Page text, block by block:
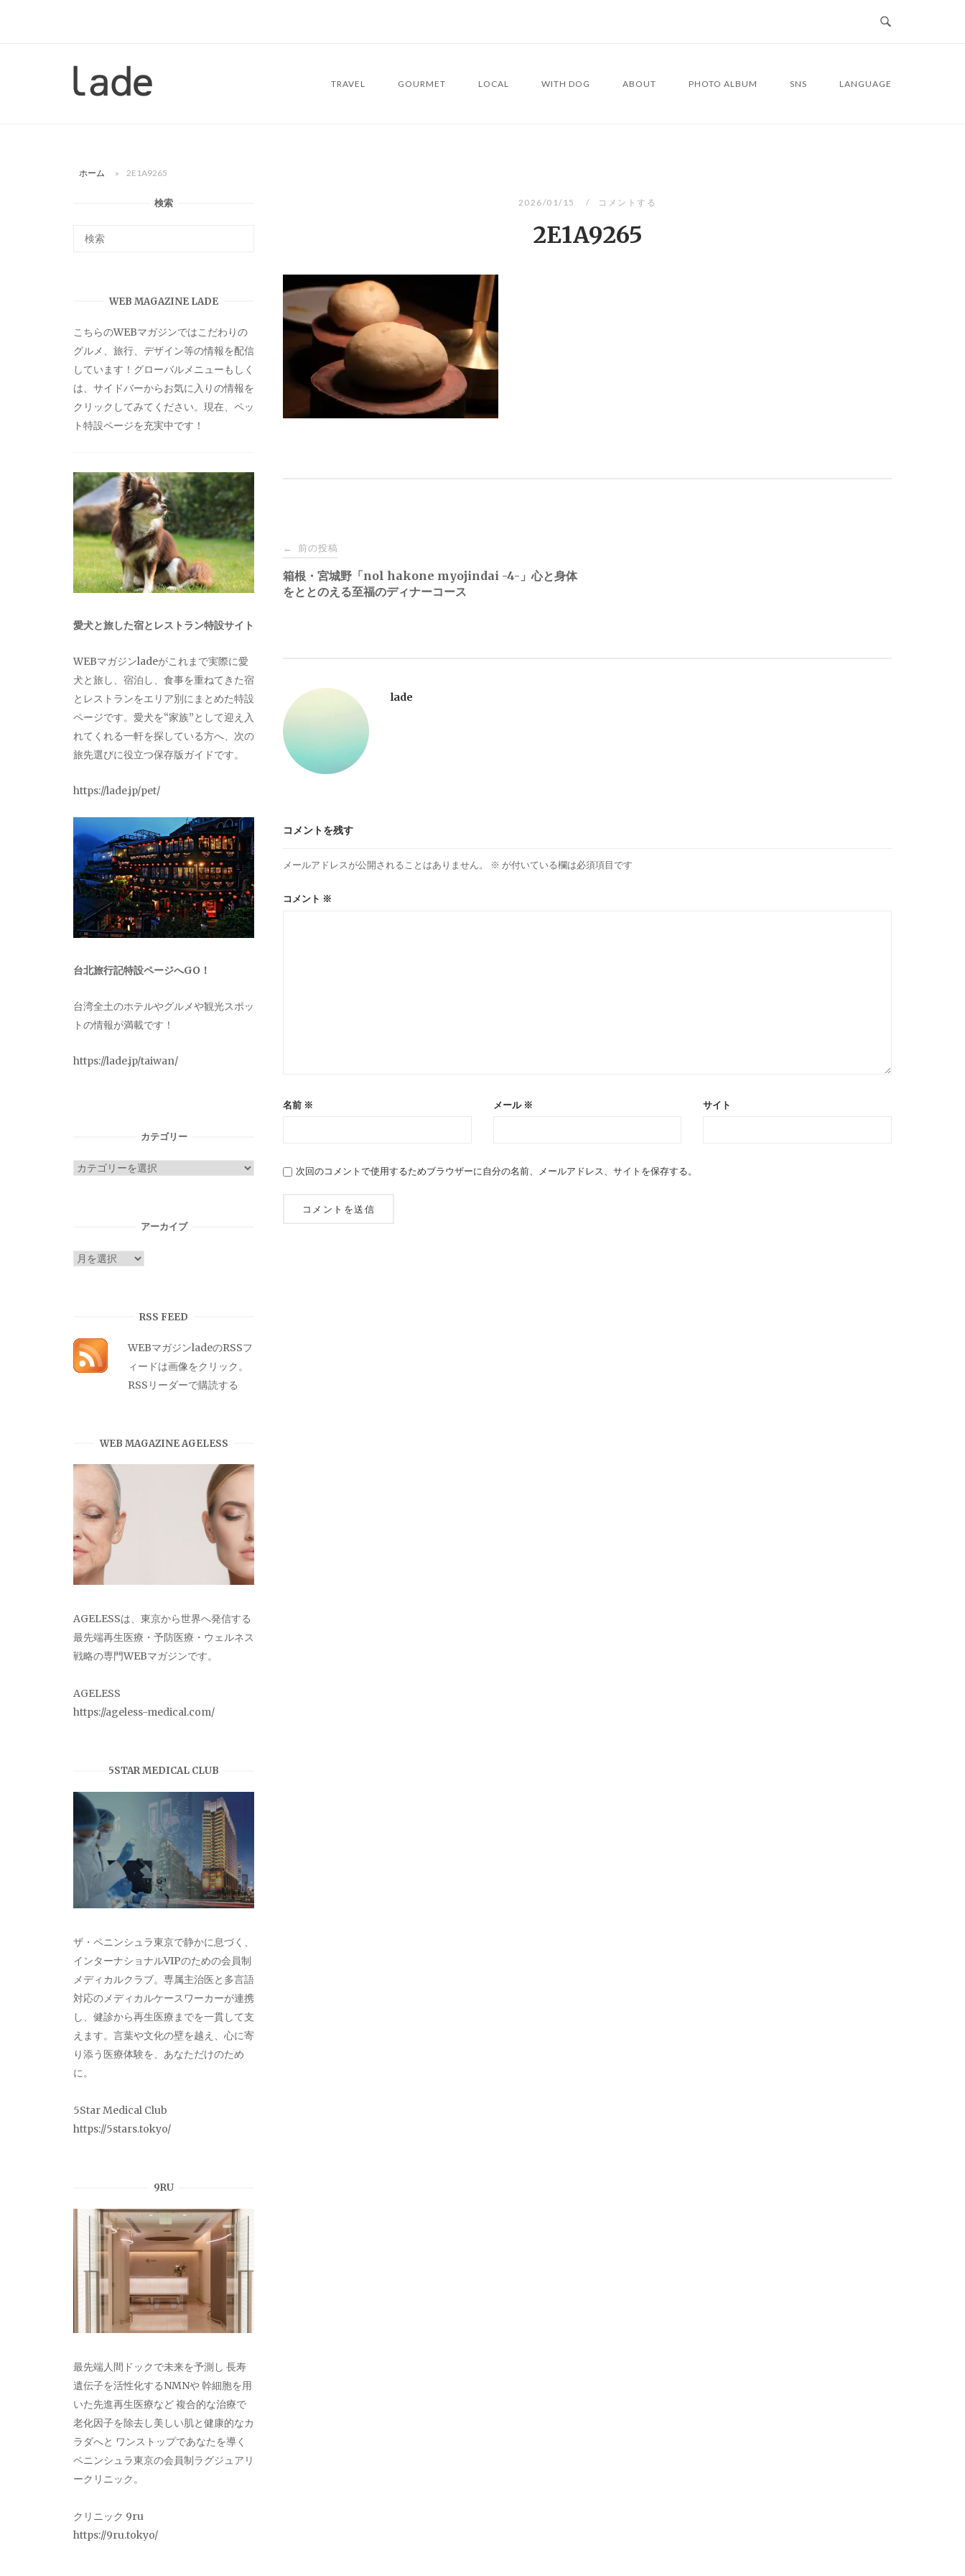
ー
TRAVEL GOURMET LOCAL WITH DOG ABOUT PHOTO ALBUM SNS LANGUAGE
ホーム » 2E1A9265
2026/01/15 コメントする
2E1A9265
投
稿
ゲ
ー
シ
ン
← 前の投稿
箱根・宮城野「nol hakone myojindai -4-」心と身体
をととのえる至福のディナーコース
lade
コメントを残す
メールアドレスが公開されることはありません。 ※ が付いている欄は必須項目です
コメント ※
名前 ※ メール ※ サイト
次回のコメントで使用するためブラウザーに自分の名前、メールアドレス、サイトを保存する。
検索
WEB MAGAZINE LADE
こちらのWEBマガジンではこだわりの
グルメ、旅行、デザイン等の情報を配信
しています！グローバルメニューもしく
は、サイドバーからお気に入りの情報を
クリックしてみてください。現在、ペッ
ト特設ページを充実中です！
愛犬と旅した宿とレストラン特設サイト
WEBマガジンladeがこれまで実際に愛
犬と旅し、宿泊し、食事を重ねてきた宿
とレストランをエリア別にまとめた特設
ページです。愛犬を“家族”として迎え入
れてくれる一軒を探している方へ、次の
旅先選びに役立つ保存版ガイドです。
https://lade.jp/pet/
台北旅行記特設ページへGO！
台湾全土のホテルやグルメや観光スポッ
トの情報が満載です！
https://lade.jp/taiwan/
カテゴリー
カ
アーカイブ
ア
RSS FEED
WEBマガジンladeのRSSフ
ィードは画像をクリック。
RSSリーダーで購読する
WEB MAGAZINE AGELESS
AGELESSは、東京から世界へ発信する
最先端再生医療・予防医療・ウェルネス
戦略の専門WEBマガジンです。
AGELESS
https://ageless-medical.com/
5STAR MEDICAL CLUB
ザ・ペニンシュラ東京で静かに息づく、
インターナショナルVIPのための会員制
メディカルクラブ。専属主治医と多言語
対応のメディカルケースワーカーが連携
し、健診から再生医療までを一貫して支
えます。言葉や文化の壁を越え、心に寄
り添う医療体験を、あなただけのため
に。
5Star Medical Club
https://5stars.tokyo/
9RU
最先端人間ドックで未来を予測し 長寿
遺伝子を活性化するNMNや 幹細胞を用
いた先進再生医療など 複合的な治療で
老化因子を除去し美しい肌と健康的なカ
ラダへと ワンストップであなたを導く
ペニンシュラ東京の会員制ラグジュアリ
ークリニック。
クリニック 9ru
https://9ru.tokyo/